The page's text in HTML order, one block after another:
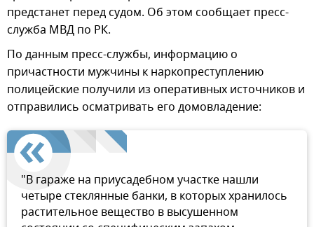
предстанет перед судом. Об этом сообщает пресс-
служба МВД по РК.
По данным пресс-службы, информацию о
причастности мужчины к наркопреступлению
полицейские получили из оперативных источников и
отправились осматривать его домовладение:
"В гараже на приусадебном участке нашли
четыре стеклянные банки, в которых хранилось
растительное вещество в высушенном